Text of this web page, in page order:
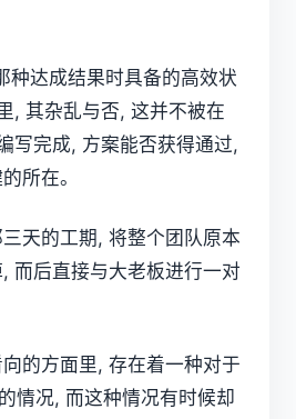
种达成结果时具备的高效状
, 其杂乱与否, 这并不被在
写完成, 方案能否获得通过,
所在。
天的工期, 将整个团队原本
而后直接与大老板进行一对
的方面里, 存在着一种对于
情况, 而这种情况有时候却